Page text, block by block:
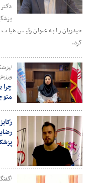
حیدریان را به عنوان رئیس
کرد.
/
/